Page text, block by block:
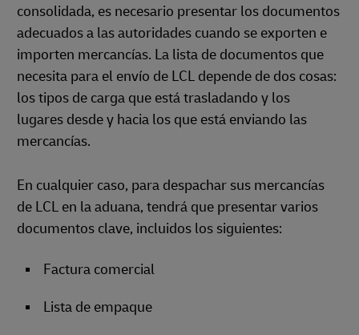
consolidada, es necesario presentar los documentos
adecuados a las autoridades cuando se exporten e
importen mercancías. La lista de documentos que
necesita para el envío de LCL depende de dos cosas:
los tipos de carga que está trasladando y los
lugares desde y hacia los que está enviando las
mercancías.
En cualquier caso, para despachar sus mercancías
de LCL en la aduana, tendrá que presentar varios
documentos clave, incluidos los siguientes:
Factura comercial
Lista de empaque